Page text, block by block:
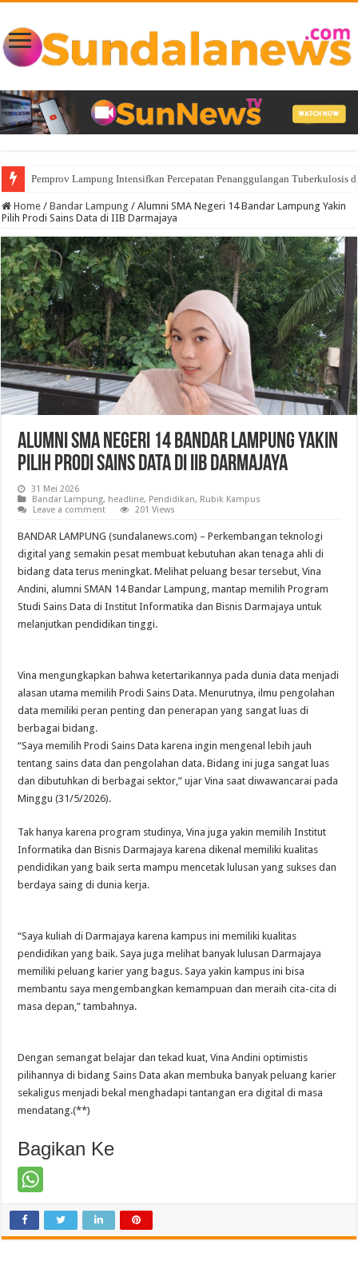
Pemprov Lampung Intensifkan Percepatan Penanggulangan Tuberkulosis
Home / Bandar Lampung / Alumni SMA Negeri 14 Bandar Lampung Yakin
Pilih Prodi Sains Data di IIB Darmajaya
Alumni SMA Negeri 14 Bandar Lampung Yakin
Pilih Prodi Sains Data di IIB Darmajaya
31 Mei 2026
Bandar Lampung, headline, Pendidikan, Rubik Kampus
Leave a comment
201 Views
BANDAR LAMPUNG (sundalanews.com) – Perkembangan teknologi
digital yang semakin pesat membuat kebutuhan akan tenaga ahli di
bidang data terus meningkat. Melihat peluang besar tersebut, Vina
Andini, alumni SMAN 14 Bandar Lampung, mantap memilih Program
Studi Sains Data di Institut Informatika dan Bisnis Darmajaya untuk
melanjutkan pendidikan tinggi.
Vina mengungkapkan bahwa ketertarikannya pada dunia data menjadi
alasan utama memilih Prodi Sains Data. Menurutnya, ilmu pengolahan
data memiliki peran penting dan penerapan yang sangat luas di
berbagai bidang.
“Saya memilih Prodi Sains Data karena ingin mengenal lebih jauh
tentang sains data dan pengolahan data. Bidang ini juga sangat luas
dan dibutuhkan di berbagai sektor,” ujar Vina saat diwawancarai pada
Minggu (31/5/2026).
Tak hanya karena program studinya, Vina juga yakin memilih Institut
Informatika dan Bisnis Darmajaya karena dikenal memiliki kualitas
pendidikan yang baik serta mampu mencetak lulusan yang sukses dan
berdaya saing di dunia kerja.
“Saya kuliah di Darmajaya karena kampus ini memiliki kualitas
pendidikan yang baik. Saya juga melihat banyak lulusan Darmajaya
memiliki peluang karier yang bagus. Saya yakin kampus ini bisa
membantu saya mengembangkan kemampuan dan meraih cita-cita di
masa depan,” tambahnya.
Dengan semangat belajar dan tekad kuat, Vina Andini optimistis
pilihannya di bidang Sains Data akan membuka banyak peluang karier
sekaligus menjadi bekal menghadapi tantangan era digital di masa
mendatang.(**)
Bagikan Ke